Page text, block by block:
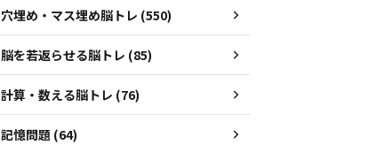
穴埋め・マス埋め脳トレ (550)
脳を若返らせる脳トレ (85)
計算・数える脳トレ (76)
記憶問題 (64)